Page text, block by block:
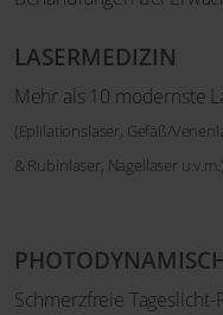
LASERMEDIZIN
Mehr als 10 modernste
(Eplilationslaser, Gefäß/
& Rubinlaser, Nagellaser u.v.m.)
Schmerzfreie